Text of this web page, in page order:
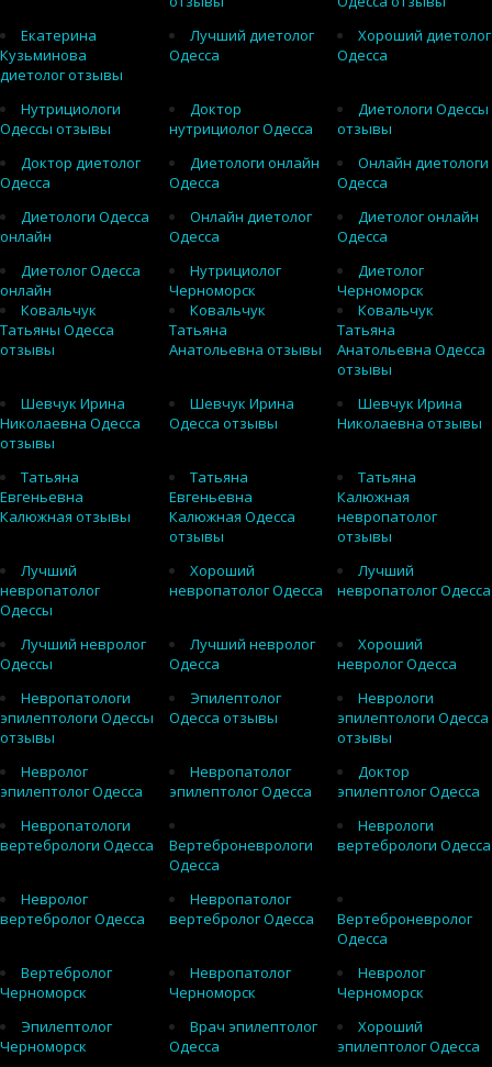
Екатерина
Кузьминова
диетолог отзывы
Лучший диетолог
Одесса
Хороший диетолог
Одесса
Нутрициологи
Одессы отзывы
Доктор
нутрициолог Одесса
Диетологи Одессы
отзывы
Доктор диетолог
Одесса
Диетологи онлайн
Одесса
Онлайн диетологи
Одесса
Диетологи Одесса
онлайн
Онлайн диетолог
Одесса
Диетолог онлайн
Одесса
Диетолог Одесса
онлайн
Нутрициолог
Черноморск
Диетолог
Черноморск
Ковальчук
Татьяны Одесса
отзывы
Ковальчук
Татьяна
Анатольевна отзывы
Ковальчук
Татьяна
Анатольевна Одесса
отзывы
Шевчук Ирина
Николаевна Одесса
отзывы
Шевчук Ирина
Одесса отзывы
Шевчук Ирина
Николаевна отзывы
Татьяна
Евгеньевна
Калюжная отзывы
Татьяна
Евгеньевна
Калюжная Одесса
отзывы
Татьяна
Калюжная
невропатолог
отзывы
Лучший
невропатолог
Одессы
Хороший
невропатолог Одесса
Лучший
невропатолог Одесса
Лучший невролог
Одессы
Лучший невролог
Одесса
Хороший
невролог Одесса
Невропатологи
эпилептологи Одессы
отзывы
Эпилептолог
Одесса отзывы
Неврологи
эпилептологи Одесса
отзывы
Невролог
эпилептолог Одесса
Невропатолог
эпилептолог Одесса
Доктор
эпилептолог Одесса
Невропатологи
вертебрологи Одесса
Вертеброневрологи
Одесса
Неврологи
вертебрологи Одесса
Невролог
вертебролог Одесса
Невропатолог
вертебролог Одесса
Вертеброневролог
Одесса
Вертебролог
Черноморск
Невропатолог
Черноморск
Невролог
Черноморск
Эпилептолог
Черноморск
Врач эпилептолог
Одесса
Хороший
эпилептолог Одесса